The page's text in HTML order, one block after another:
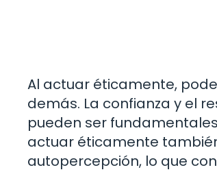
Al actuar éticamente,
demás. La confianza y el
pueden ser
actuar éticamente
autopercepción, lo que